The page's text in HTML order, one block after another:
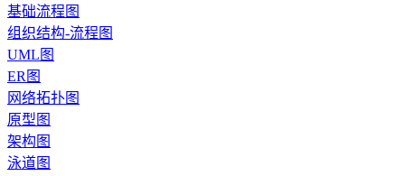
基础流程图
组织结构-流程图
UML图
ER图
网络拓扑图
原型图
架构图
泳道图